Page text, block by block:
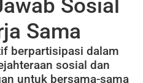
Sosial
Sama
berpartisipasi dalam
sosial dan
untuk bersama-sama